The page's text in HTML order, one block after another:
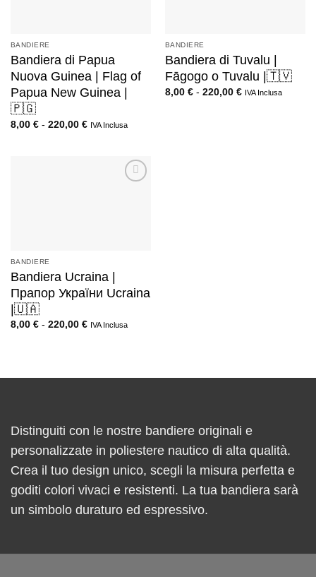
BANDIERE
Bandiera di Papua
Nuova Guinea | Flag of
Papua New Guinea |
🇵🇬
8,00 € - 220,00 € IVA Inclusa
BANDIERE
Bandiera di Tuvalu |
Fāgogo o Tuvalu |🇹🇻
8,00 € - 220,00 € IVA Inclusa
BANDIERE
Bandiera Ucraina |
Прапор України Ucraina
|🇺🇦
8,00 € - 220,00 € IVA Inclusa
Distinguiti con le nostre bandiere originali e
personalizzate in poliestere nautico di alta qualità.
Crea il tuo design unico, scegli la misura perfetta e
goditi colori vivaci e resistenti. La tua bandiera sarà
un simbolo duraturo ed espressivo.